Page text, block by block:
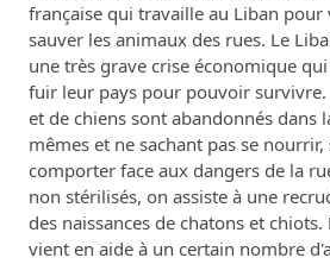
française qui travaille au Liban pour
sauver les animaux des rues. Le
une très grave crise économique
fuir leur pays pour pouvoir
et de chiens sont abandonnés dans
mêmes et ne sachant pas se
comporter face aux dangers de la
non stérilisés, on assiste à une
des naissances de chatons et
vient en aide à un certain nombre